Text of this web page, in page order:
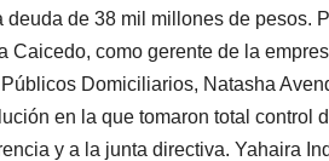
de 38 mil millones de pesos.
Caicedo, como gerente de la
Domiciliarios, Natasha
en la que tomaron total control
y a la junta directiva. Yahaira